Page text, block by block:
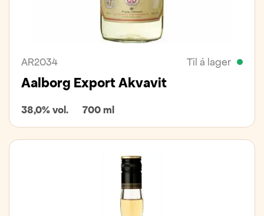
AR2034 Til á lager
Aalborg Export Akvavit
38,0% vol. 700 ml